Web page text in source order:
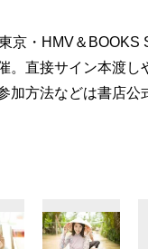
京・HMV＆BOOKS
。直接サイン本渡し
加方法などは書店公